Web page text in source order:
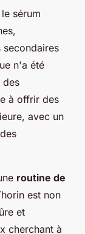
sérum
secondaires
n'a été
des
à offrir des
avec un
routine de
est non
et
cherchant à